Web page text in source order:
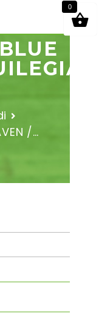
9
/…
0